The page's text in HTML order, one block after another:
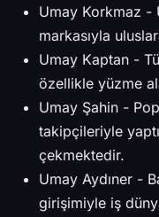
Umay Korkmaz -
markasıyla
Umay Kaptan -
özellikle yüzme
Umay Şahin -
takipçileriyle
çekmektedir.
Umay Aydıner -
girişimiyle iş